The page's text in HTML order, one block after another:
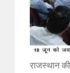
राजस्थान